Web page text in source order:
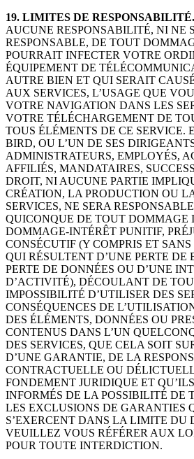
19. LIMITES DE RESPONSABILITÉ.
AUCUNE RESPONSABILITÉ, NI NE
RESPONSABLE, DE TOUT
POURRAIT INFECTER VOTRE
ÉQUIPEMENT DE
AUTRE BIEN ET QUI SERAIT
AUX SERVICES, L’USAGE QUE
VOTRE NAVIGATION DANS LES
VOTRE TÉLÉCHARGEMENT DE
TOUS ÉLÉMENTS DE CE SERVICE.
BIRD, OU L’UN DE SES
ADMINISTRATEURS, EMPLOYÉS,
AFFILIÉS, MANDATAIRES,
DROIT, NI AUCUNE PARTIE
CRÉATION, LA PRODUCTION OU
SERVICES, NE SERA
QUICONQUE DE TOUT DOMMAGE
DOMMAGE-INTÉRÊT PUNITIF,
CONSÉCUTIF (Y COMPRIS ET
QUI RÉSULTENT D’UNE PERTE DE
PERTE DE DONNÉES OU D’UNE
D’ACTIVITÉ), DÉCOULANT DE
IMPOSSIBILITÉ D’UTILISER DES
CONSÉQUENCES DE
DES ÉLÉMENTS, DONNÉES OU
CONTENUS DANS L’UN
DES SERVICES, QUE CELA SOIT
D’UNE GARANTIE, DE LA
CONTRACTUELLE OU
FONDEMENT JURIDIQUE ET
INFORMÉS DE LA POSSIBILITÉ DE
LES EXCLUSIONS DE GARANTIES
S’EXERCENT DANS LA LIMITE DU
VEUILLEZ VOUS RÉFÉRER AUX
POUR TOUTE INTERDICTION.